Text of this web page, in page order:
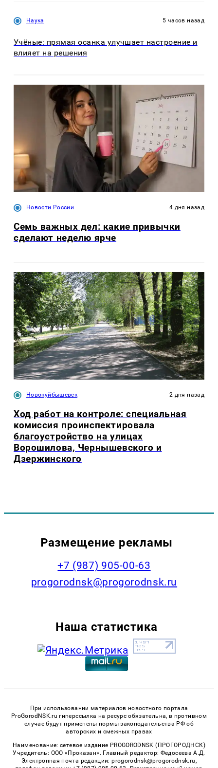
Наука 5 часов назад
Учёные: прямая осанка улучшает настроение и
влияет на решения
Новости России 4 дня назад
Семь важных дел: какие привычки
сделают неделю ярче
Новокуйбышевск 2 дня назад
Ход работ на контроле: специальная
комиссия проинспектировала
благоустройство на улицах
Ворошилова, Чернышевского и
Дзержинского
Размещение рекламы
+7 (987) 905-00-63
progorodnsk@progorodnsk.ru
Наша статистика
При использовании материалов новостного портала
ProGorodNSK.ru гиперссылка на ресурс обязательна, в противном
случае будут применены нормы законодательства РФ об
авторских и смежных правах
Наименование: сетевое издание PROGORODNSK (ПРОГОРОДНСК)
Учредитель: ООО «Проказан». Главный редактор: Федосеева А.Д.
Электронная почта редакции: progorodnsk@progorodnsk.ru,